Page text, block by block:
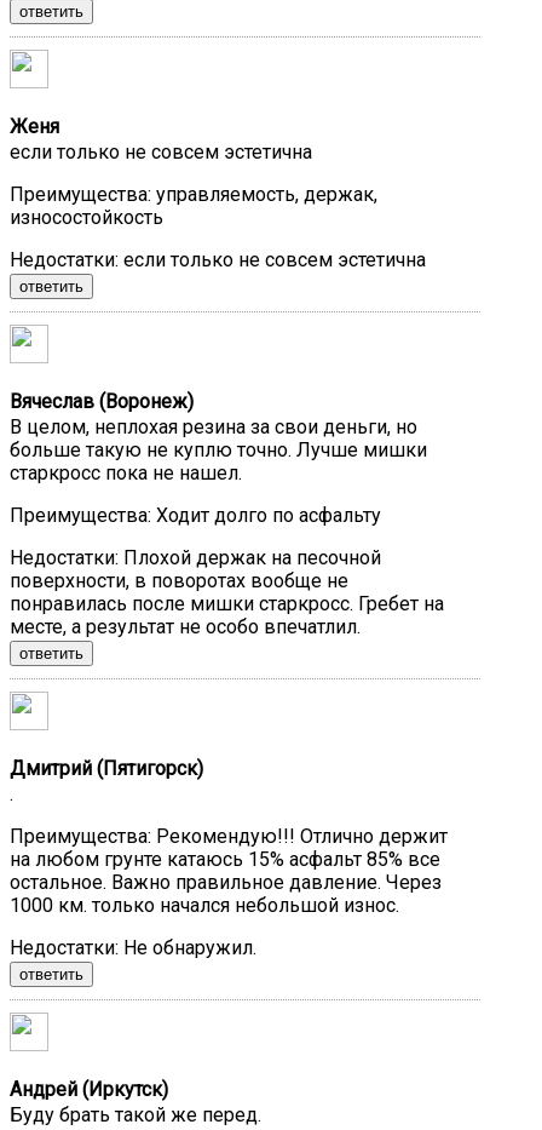
ответить
Женя
если только не совсем эстетична
Преимущества: управляемость, держак,
износостойкость
Недостатки: если только не совсем эстетична
ответить
Вячеслав (Воронеж)
В целом, неплохая резина за свои деньги, но
больше такую не куплю точно. Лучше мишки
старкросс пока не нашел.
Преимущества: Ходит долго по асфальту
Недостатки: Плохой держак на песочной
поверхности, в поворотах вообще не
понравилась после мишки старкросс. Гребет на
месте, а результат не особо впечатлил.
ответить
Дмитрий (Пятигорск)
.
Преимущества: Рекомендую!!! Отлично держит
на любом грунте катаюсь 15% асфальт 85% все
остальное. Важно правильное давление. Через
1000 км. только начался небольшой износ.
Недостатки: Не обнаружил.
ответить
Андрей (Иркутск)
Буду брать такой же перед.